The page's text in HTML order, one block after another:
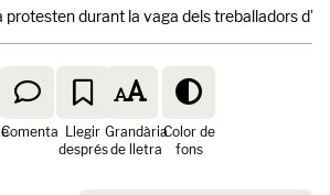
protesten durant la vaga dels treballadors
Comenta Llegir
després
Grandària
de lletra
Color de
fons